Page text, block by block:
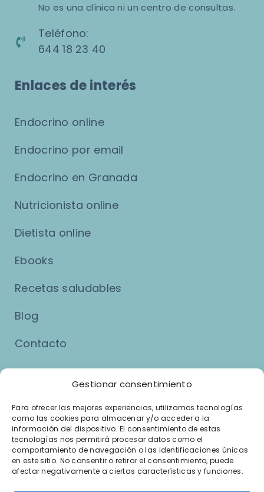
Gestionar consentimiento
Para ofrecer las mejores experiencias, utilizamos tecnologías
como las cookies para almacenar y/o acceder a la
información del dispositivo. El consentimiento de estas
tecnologías nos permitirá procesar datos como el
comportamiento de navegación o las identificaciones únicas
en este sitio. No consentir o retirar el consentimiento, puede
afectar negativamente a ciertas características y funciones.
No es una clínica ni un centro de consultas.
Teléfono:
644 18 23 40
Enlaces de interés
Endocrino online
Endocrino por email
Endocrino en Granada
Nutricionista online
Dietista online
Ebooks
Recetas saludables
Blog
Contacto
Asuntos Legales
Aviso Legal
Política de Privacidad
Política de Cookies